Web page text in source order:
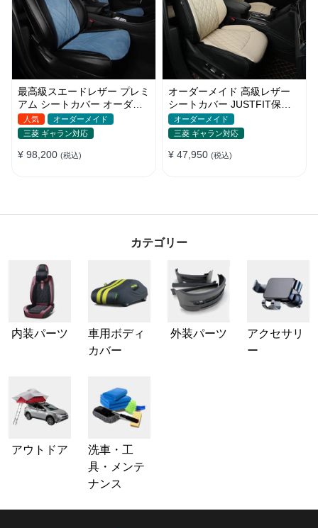
最高級スエードレザー プレミ
アム シートカバー オーダー
メイド かわいい 全車種対応
人気
オーダーメイド
三菱 ギャラン対応
¥ 98,200 (税込)
オーダーメイド 高級レザー
シートカバー JUSTFIT保証
防汚・防水 おしゃれ 全席セ
ット
オーダーメイド
三菱 ギャラン対応
¥ 47,950 (税込)
カテゴリー
内装パーツ
車用ボディ
カバー
外装パーツ
アクセサリ
ー
アウトドア
洗車・工
具・メンテ
ナンス